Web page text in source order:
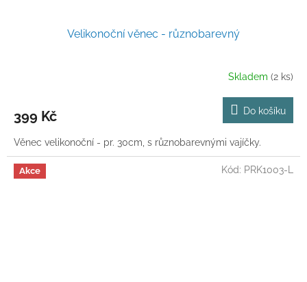
Velikonoční věnec - různobarevný
Skladem (2 ks)
399 Kč Do košíku
Věnec velikonoční - pr. 30cm, s různobarevnými vajíčky.
Akce Kód: PRK1003-L